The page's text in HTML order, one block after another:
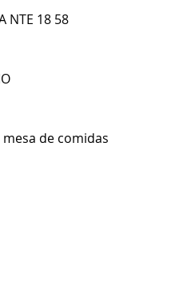
NTE 18 58
de comidas